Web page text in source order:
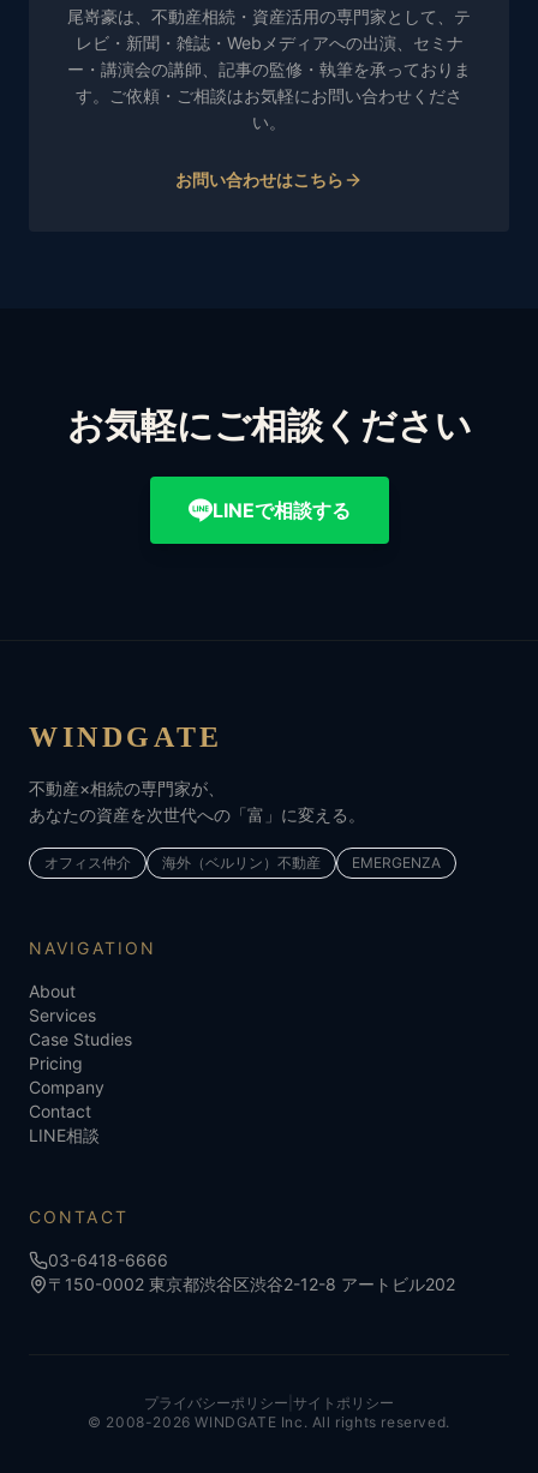
尾嵜豪は、不動産相続・資産活用の専門家として、テ
レビ・新聞・雑誌・Webメディアへの出演、セミナ
ー・講演会の講師、記事の監修・執筆を承っておりま
す。ご依頼・ご相談はお気軽にお問い合わせくださ
い。
お問い合わせはこちら
お気軽にご相談ください
LINEで相談する
WINDGATE
不動産×相続の専門家が、
あなたの資産を次世代への「富」に変える。
オフィス仲介 海外（ベルリン）不動産 EMERGENZA
NAVIGATION
About
Services
Case Studies
Pricing
Company
Contact
LINE相談
CONTACT
03-6418-6666
〒150-0002 東京都渋谷区渋谷2-12-8 アートビル202
プライバシーポリシー サイトポリシー
© 2008-2026 WINDGATE Inc. All rights reserved.